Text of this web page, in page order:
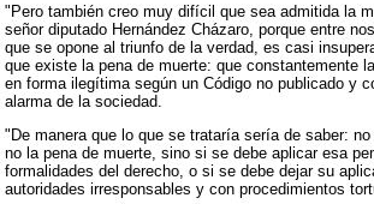
"Pero también creo muy difícil que sea admitida la
señor diputado Hernández Cházaro, porque entre
que se opone al triunfo de la verdad, es casi
que existe la pena de muerte: que constantemente
en forma ilegítima según un Código no publicado y
alarma de la sociedad.
"De manera que lo que se trataría sería de saber:
no la pena de muerte, sino si se debe aplicar esa
formalidades del derecho, o si se debe dejar su
autoridades irresponsables y con procedimientos